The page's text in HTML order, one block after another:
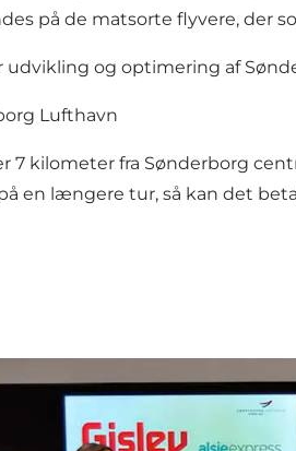
på de matsorte flyvere, der
udvikling og optimering af
Lufthavn
7 kilometer fra Sønderborg
en længere tur, så kan det